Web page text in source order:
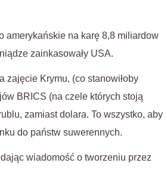
amerykańskie na karę 8,8 miliardow
zainkasowały USA.
zajęcie Krymu, (co stanowiłoby
BRICS (na czele których stoją
zamiast dolara. To wszystko, aby
do państw suwerennych.
wiadomość o tworzeniu przez